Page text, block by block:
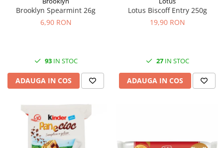
Brooklyn Spearmint 26g
6,90 RON
93IN STOC
ADAUGA IN COS
Lotus Biscoff Entry 250g
19,90 RON
27IN STOC
ADAUGA IN COS